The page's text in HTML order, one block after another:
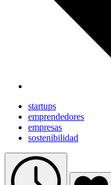
startups
emprendedores
empresas
sostenibilidad